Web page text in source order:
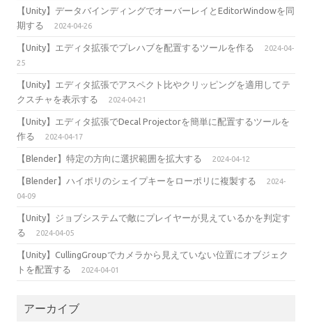
【Unity】データバインディングでオーバーレイとEditorWindowを同
期する
2024-04-26
【Unity】エディタ拡張でプレハブを配置するツールを作る
2024-04-
25
【Unity】エディタ拡張でアスペクト比やクリッピングを適用してテ
クスチャを表示する
2024-04-21
【Unity】エディタ拡張でDecal Projectorを簡単に配置するツールを
作る
2024-04-17
【Blender】特定の方向に選択範囲を拡大する 2024-04-12
【Blender】ハイポリのシェイプキーをローポリに複製する
2024-
04-09
【Unity】ジョブシステムで敵にプレイヤーが見えているかを判定す
る
2024-04-05
【Unity】CullingGroupでカメラから見えていない位置にオブジェク
トを配置する
2024-04-01
アーカイブ